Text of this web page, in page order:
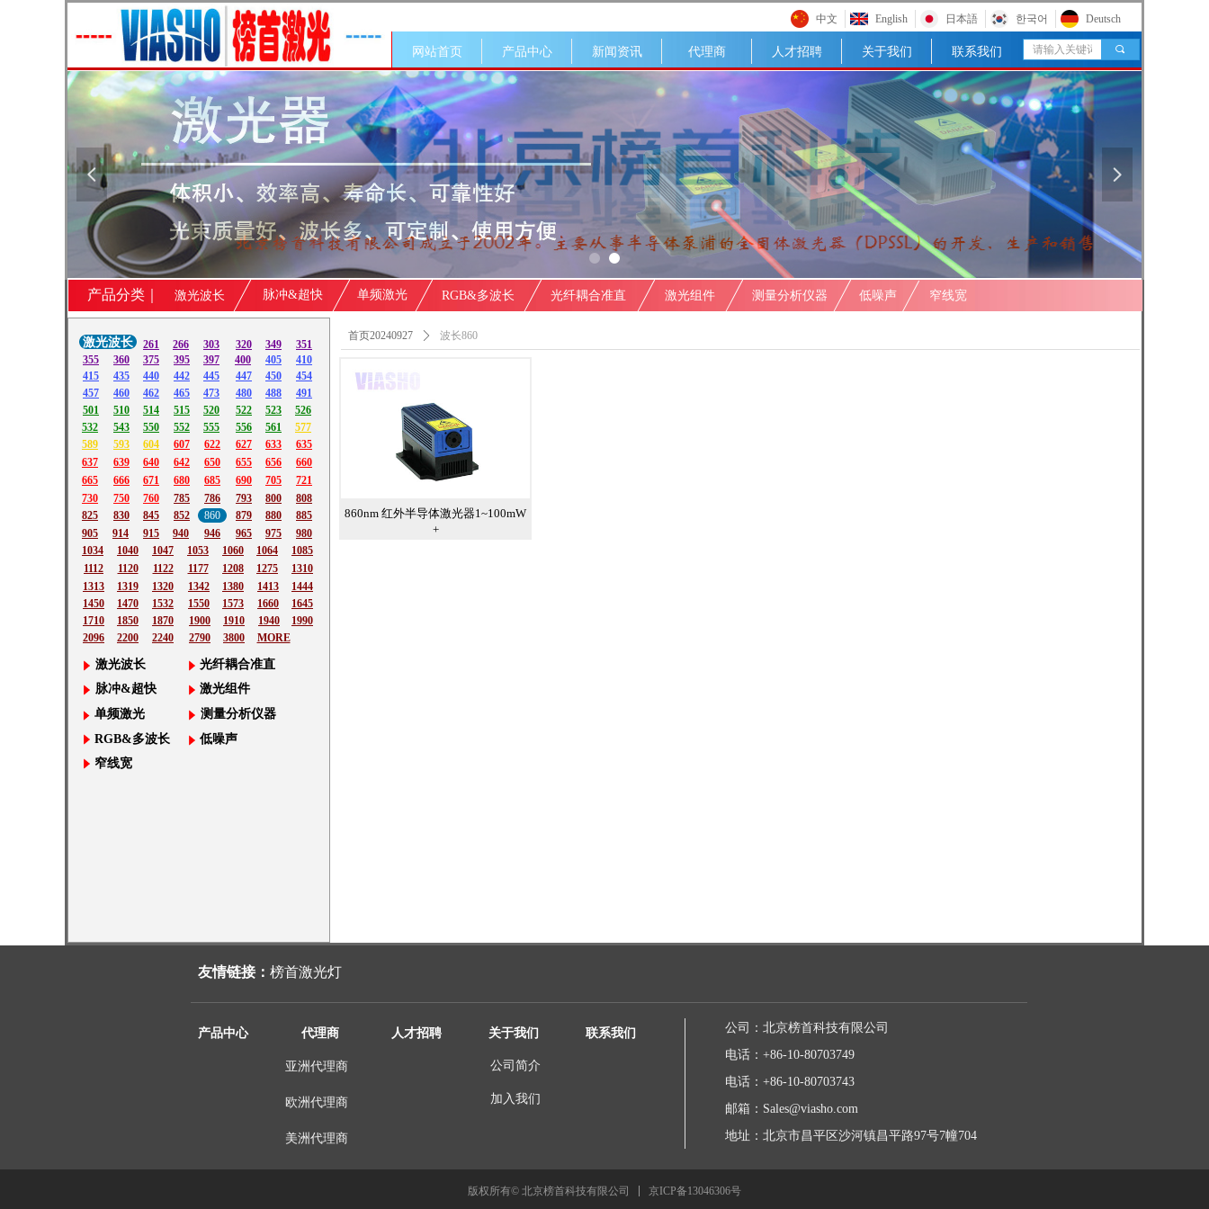
넳 넲
끠
网站首页 产品中心 新闻资讯 代理商 人才招聘 关于我们 联系我们
中文 English 日本語 한국어 Deutsch
860nm 红外半导体激光器1~100mW
+
首页20240927 ꄲ 波长860
261
532
266 303 320 349
351
355
360 375 395 397 400 405
410
415
435 440 442 445 447 450
454
491
488
480
473
465
462
460
457
501
510 514 515 520 522
523
543
550 552 555 556 561
526
577
604
593
589 607 622 627 633
635
637
639 640 642 650 655 656
660
666
671 680 685 690 705
721
750
760
730
665
785
786 793 800
808
825
830 845 852 860 880
879
914
885
915
940 946 965 975 980
905
1034
1040 1047 1053 1060 1064
1085
1275
1208
1177
1122
1120
1112
1310
1413
1380 1444
1342
1320
1319
1313
1660
1645
1573
1550
1532
1470
1450
1940
1910
1900
1870
1850
1710
2790
2200 3800
2096
1990
MORE
单频激光
光纤耦合准直
激光波长
脉冲&超快
RGB&多波长
激光组件
测量分析仪器
低噪声
窄线宽
2240
激光波长
产品分类｜ 激光波长 脉冲&超快 单频激光 RGB&多波长 光纤耦合准直 激光组件 测量分析仪器 低噪声 窄线宽
产品中心 代理商 人才招聘 关于我们 联系我们
亚洲代理商
欧洲代理商
美洲代理商
公司简介
加入我们
公司： 北京榜首科技有限公司
电话： +86-10-80703749
电话： +86-10-80703743
邮箱： Sales@viasho.com
地址： 北京市昌平区沙河镇昌平路97号7幢704
友情链接： 榜首激光灯
版权所有© 北京榜首科技有限公司 京ICP备13046306号